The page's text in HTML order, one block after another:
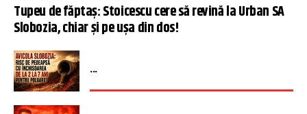
Tupeu de făptaș: Stoicescu cere să revină la Urban SA
Slobozia, chiar și pe ușa din dos!
...